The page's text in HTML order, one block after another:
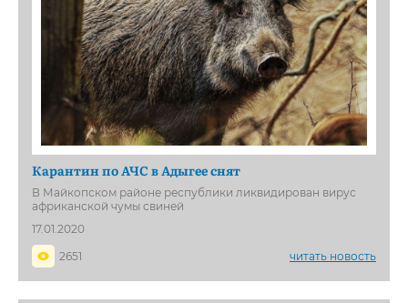
Карантин по АЧС в Адыгее снят
В Майкопском районе республики ликвидирован вирус
африканской чумы свиней
17.01.2020
2651
читать новость